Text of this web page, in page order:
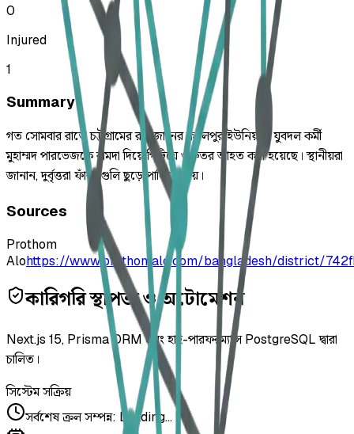
0
Injured
1
Summary
গত সোমবার রাতে চট্টগ্রামের রাউজানের কদলপুর ইউনিয়নে যুবদল কর্মী
মুহাম্মদ পারভেজকে রামদা দিয়ে পিটিয়ে গুরুতর আহত করা হয়েছে। স্থানীয়রা
জানান, দুর্বৃত্তরা ফাঁকা গুলি ছুড়ে পালিয়ে যায়।
Sources
Prothom
Alohttps://www.prothomalo.com/bangladesh/district/
কারিগরি স্থাপত্য ও অটোমেশন
Next.js 15, Prisma ORM এবং হাই-পারফরম্যান্স PostgreSQL দ্বারা
চালিত।
সিস্টেম সক্রিয়
সর্বশেষ ক্রল সম্পন্ন: Loading...